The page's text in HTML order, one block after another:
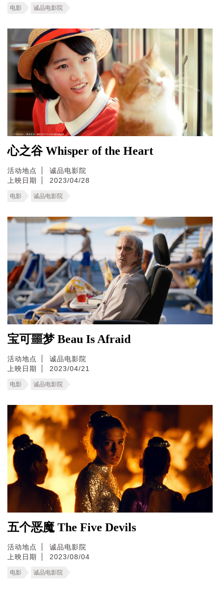
电影 诚品电影院
心之谷 Whisper of the Heart
活动地点
诚品电影院
上映日期
2023/04/28
电影 诚品电影院
宝可噩梦 Beau Is Afraid
活动地点
诚品电影院
上映日期
2023/04/21
电影 诚品电影院
五个恶魔 The Five Devils
活动地点
诚品电影院
上映日期
2023/08/04
电影 诚品电影院